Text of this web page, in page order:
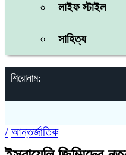
লাইফ স্টাইল
সাহিত্য
শিরোনাম:
/ আন্তর্জাতিক